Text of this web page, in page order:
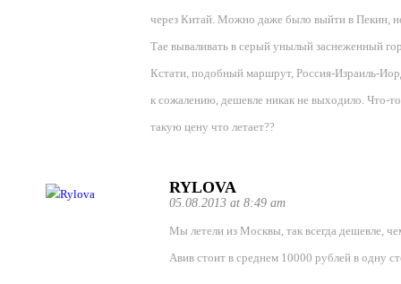
через Китай. Можно даже было выйти в Пекин,
Тае вываливать в серый унылый заснеженный
Кстати, подобный маршрут, Россия-Израиль-
к сожалению, дешевле никак не выходило. Что-
такую цену что летает??
RYLOVA
05.08.2013 at 8:49 am
Мы летели из Москвы, так всегда дешевле,
Авив стоит в среднем 10000 рублей в одну